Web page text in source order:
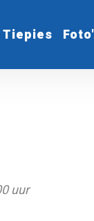
Tiepies
uur